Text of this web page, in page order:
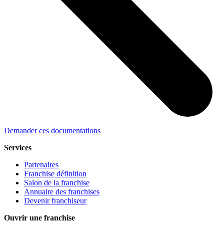
Demander ces documentations
Services
Partenaires
Franchise définition
Salon de la franchise
Annuaire des franchises
Devenir franchiseur
Ouvrir une franchise